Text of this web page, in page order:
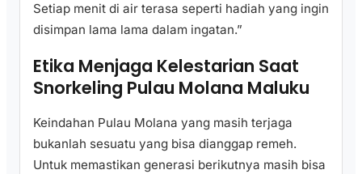
Setiap menit di air terasa seperti hadiah yang ingin
disimpan lama lama dalam ingatan.”
Etika Menjaga Kelestarian Saat
Snorkeling Pulau Molana Maluku
Keindahan Pulau Molana yang masih terjaga
bukanlah sesuatu yang bisa dianggap remeh.
Untuk memastikan generasi berikutnya masih bisa